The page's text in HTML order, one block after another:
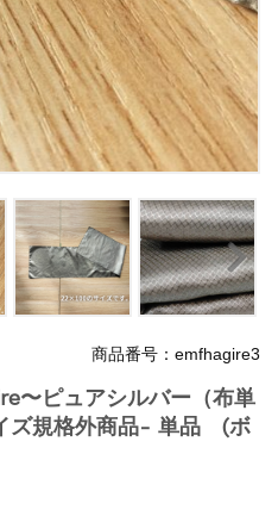
商品番号：emfhagire3
〜ピュアシルバー（布単
ズ規格外商品- 単品 (ボ